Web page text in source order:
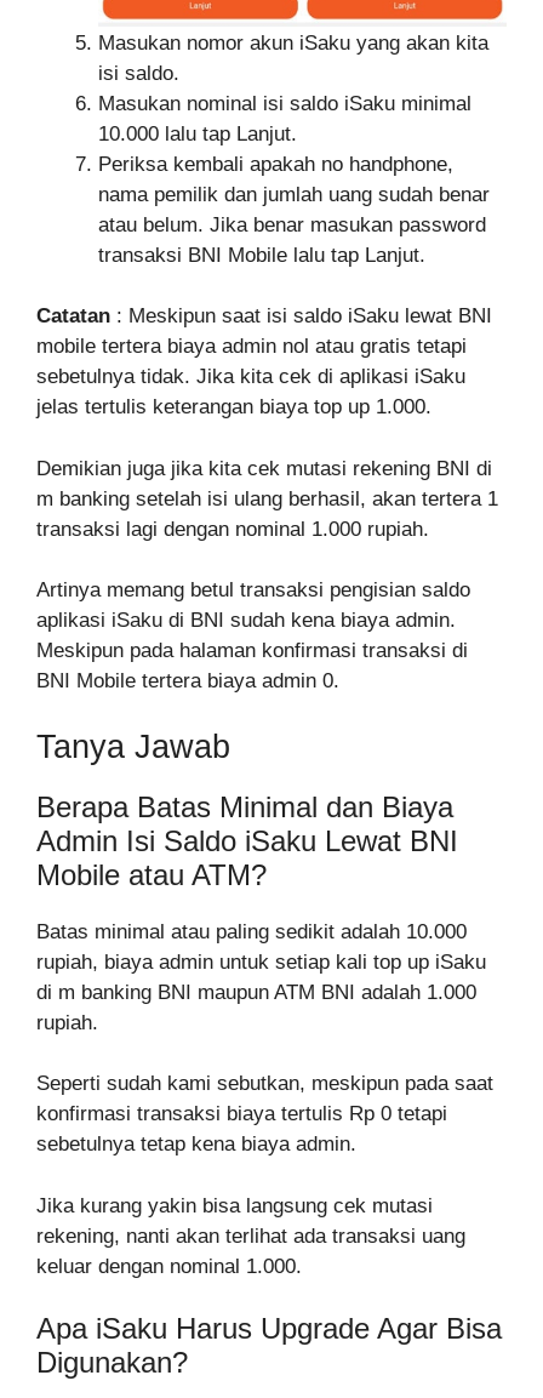
Masukan nomor akun iSaku yang akan kita
isi saldo.
Masukan nominal isi saldo iSaku minimal
10.000 lalu tap Lanjut.
Periksa kembali apakah no handphone,
nama pemilik dan jumlah uang sudah benar
atau belum. Jika benar masukan password
transaksi BNI Mobile lalu tap Lanjut.
Catatan : Meskipun saat isi saldo iSaku lewat BNI
mobile tertera biaya admin nol atau gratis tetapi
sebetulnya tidak. Jika kita cek di aplikasi iSaku
jelas tertulis keterangan biaya top up 1.000.
Demikian juga jika kita cek mutasi rekening BNI di
m banking setelah isi ulang berhasil, akan tertera 1
transaksi lagi dengan nominal 1.000 rupiah.
Artinya memang betul transaksi pengisian saldo
aplikasi iSaku di BNI sudah kena biaya admin.
Meskipun pada halaman konfirmasi transaksi di
BNI Mobile tertera biaya admin 0.
Tanya Jawab
Berapa Batas Minimal dan Biaya
Admin Isi Saldo iSaku Lewat BNI
Mobile atau ATM?
Batas minimal atau paling sedikit adalah 10.000
rupiah, biaya admin untuk setiap kali top up iSaku
di m banking BNI maupun ATM BNI adalah 1.000
rupiah.
Seperti sudah kami sebutkan, meskipun pada saat
konfirmasi transaksi biaya tertulis Rp 0 tetapi
sebetulnya tetap kena biaya admin.
Jika kurang yakin bisa langsung cek mutasi
rekening, nanti akan terlihat ada transaksi uang
keluar dengan nominal 1.000.
Apa iSaku Harus Upgrade Agar Bisa
Digunakan?